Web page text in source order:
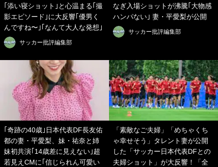
｢添い寝ショット｣と心温まる｢撮
影エピソード｣に大反響｢優男く
んですね〜｣｢なんて大人な発想｣
サッカー批評編集部
なぎ入場ショットが沸騰｢大物感
ハンパない｣ 妻・平愛梨が公開
サッカー批評編集部
｢奇跡の40歳｣日本代表DF長友佑
都の妻・平愛梨、妹・祐奈と姉
妹初共演｢14歳差に見えない｣超
若見えCMに｢信じられん可愛い
「素敵なご夫婦」「めちゃくち
ゃ幸せそう」タレント妻が公開
した「サッカー日本代表DFとの
夫婦ショット」が大反響！「全